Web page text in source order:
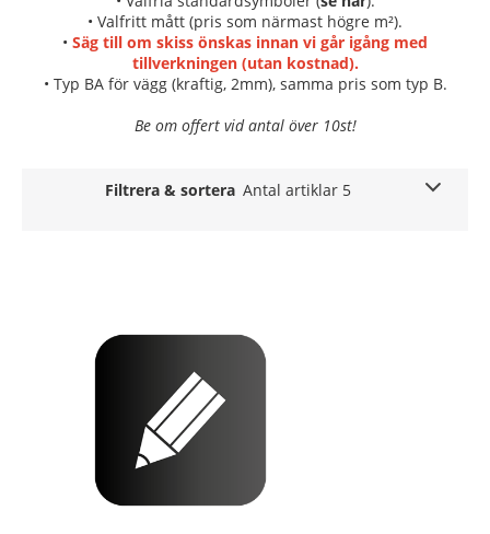
• Valfritt mått (pris som närmast högre m²).
• Säg till om skiss önskas innan vi går igång med
tillverkningen (utan kostnad).
• Typ BA för vägg (kraftig, 2mm), samma pris som typ B.
Be om offert vid antal över 10st!
Filtrera & sortera Antal artiklar 5